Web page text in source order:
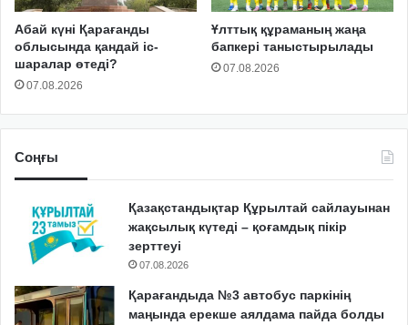
Абай күні Қарағанды
облысында қандай іс-
шаралар өтеді?
07.08.2026
Ұлттық құраманың жаңа
бапкері таныстырылады
07.08.2026
Соңғы
Қазақстандықтар Құрылтай сайлауынан
жақсылық күтеді – қоғамдық пікір
зерттеуі
07.08.2026
Қарағандыда №3 автобус паркінің
маңында ерекше аялдама пайда болды